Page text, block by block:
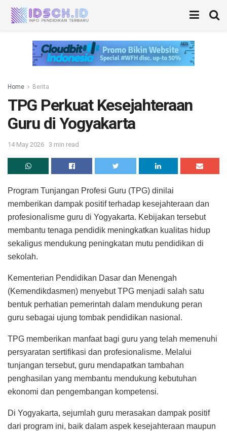
Home Berita
TPG Perkuat Kesejahteraan
Guru di Yogyakarta
14 May 2026 3 min read
Program Tunjangan Profesi Guru (TPG) dinilai
memberikan dampak positif terhadap kesejahteraan dan
profesionalisme guru di Yogyakarta. Kebijakan tersebut
membantu tenaga pendidik meningkatkan kualitas hidup
sekaligus mendukung peningkatan mutu pendidikan di
sekolah.
Kementerian Pendidikan Dasar dan Menengah
(Kemendikdasmen) menyebut TPG menjadi salah satu
bentuk perhatian pemerintah dalam mendukung peran
guru sebagai ujung tombak pendidikan nasional.
TPG memberikan manfaat bagi guru yang telah memenuhi
persyaratan sertifikasi dan profesionalisme. Melalui
tunjangan tersebut, guru mendapatkan tambahan
penghasilan yang membantu mendukung kebutuhan
ekonomi dan pengembangan kompetensi.
Di Yogyakarta, sejumlah guru merasakan dampak positif
dari program ini, baik dalam aspek kesejahteraan maupun